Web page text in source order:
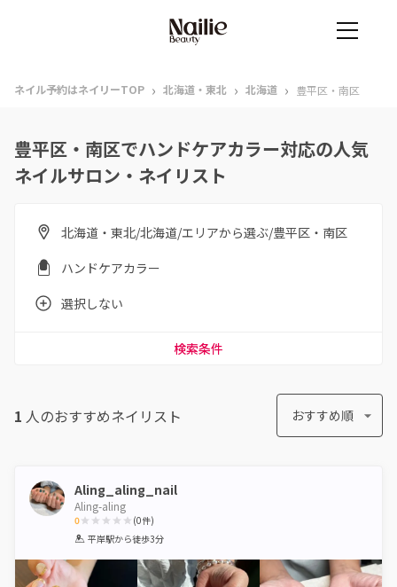
ネイル予約はネイリーTOP › 北海道・東北 › 北海道 › 豊平区・南区
豊平区・南区でハンドケアカラー対応の人気
ネイルサロン・ネイリスト
北海道・東北/北海道/エリアから選ぶ/豊平区・南区
ハンドケアカラー
選択しない
検索条件
1 人のおすすめネイリスト おすすめ順
Aling_aling_nail
Aling-aling
0
1 2 3 4 5
(0件)
平岸駅から徒歩3分